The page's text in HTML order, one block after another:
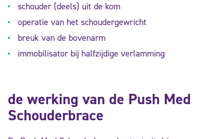
schouder (deels) uit de kom
operatie van het schoudergewricht
breuk van de bovenarm
immobilisator bij halfzijdige verlamming
de werking van de Push Med
Schouderbrace